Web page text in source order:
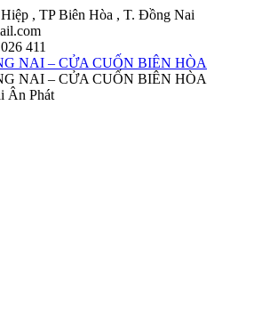
, TP Biên Hòa , T. Đồng Nai
411
Ân Phát